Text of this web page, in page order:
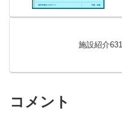
施設紹介
コメント